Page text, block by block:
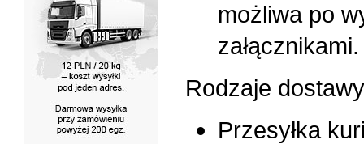
możliwa po
załącznikami.
Rodzaje
Przesyłka